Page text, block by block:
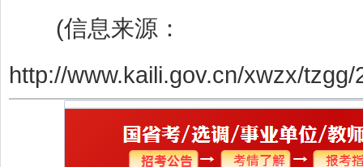
(信息来源：
http://www.kaili.gov.cn/xwzx/